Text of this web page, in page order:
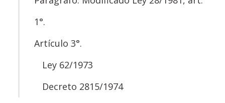
1°.
Artículo 3°.
Ley 62/1973
Decreto 2815/1974